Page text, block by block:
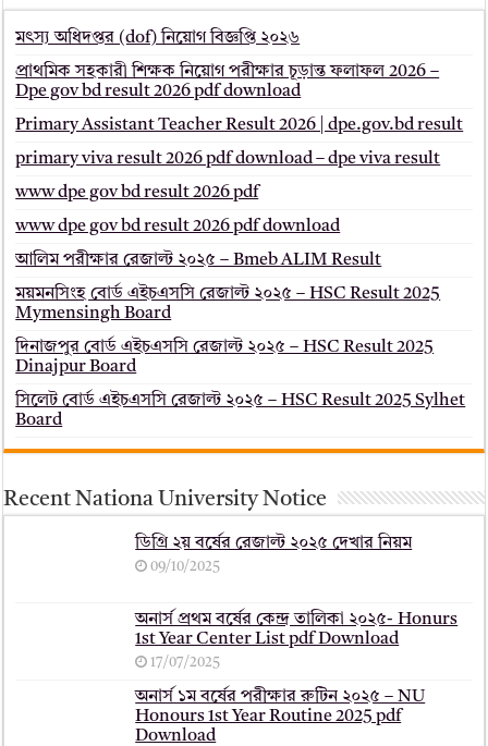
মৎস্য অধিদপ্তর (dof) নিয়োগ বিজ্ঞপ্তি ২০২৬
প্রাথমিক সহকারী শিক্ষক নিয়োগ পরীক্ষার চূড়ান্ত ফলাফল 2026 –
Dpe gov bd result 2026 pdf download
Primary Assistant Teacher Result 2026 | dpe.gov.bd result
primary viva result 2026 pdf download – dpe viva result
www dpe gov bd result 2026 pdf
www dpe gov bd result 2026 pdf download
আলিম পরীক্ষার রেজাল্ট ২০২৫ – Bmeb ALIM Result
ময়মনসিংহ বোর্ড এইচএসসি রেজাল্ট ২০২৫ – HSC Result 2025
Mymensingh Board
দিনাজপুর বোর্ড এইচএসসি রেজাল্ট ২০২৫ – HSC Result 2025
Dinajpur Board
সিলেট বোর্ড এইচএসসি রেজাল্ট ২০২৫ – HSC Result 2025 Sylhet
Board
Recent Nationa University Notice
ডিগ্রি ২য় বর্ষের রেজাল্ট ২০২৫ দেখার নিয়ম
09/10/2025
অনার্স প্রথম বর্ষের কেন্দ্র তালিকা ২০২৫- Honurs
1st Year Center List pdf Download
17/07/2025
অনার্স ১ম বর্ষের পরীক্ষার রুটিন ২০২৫ – NU
Honours 1st Year Routine 2025 pdf
Download